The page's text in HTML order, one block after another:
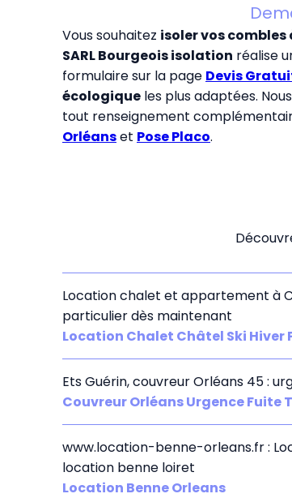
Vous souhaitez isoler vos combles
SARL Bourgeois isolation réalise
formulaire sur la page Devis
écologique les plus adaptées.
tout renseignement
Orléanset Pose Placo.
Location chalet et appartement à
particulier dès maintenant
Location Chalet Châtel Ski Hiver
Ets Guérin, couvreur Orléans 45 :
Couvreur Orléans Urgence Fuite
www.location-benne-orleans.fr :
location benne loiret
Location Benne Orleans